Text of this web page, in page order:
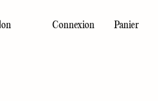
Connexion Panier